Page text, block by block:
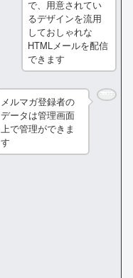
で、用意されてい
るデザインを流用
しておしゃれな
HTMLメールを配信
できます
メルマガ登録者の
データは管理画面
上で管理ができま
す